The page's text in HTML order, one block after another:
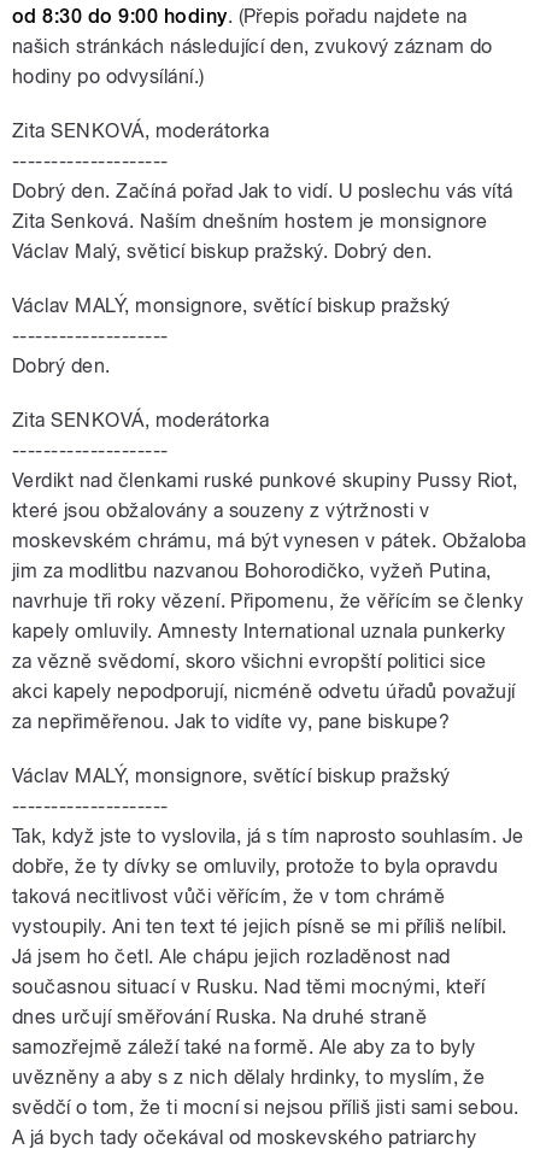
od 8:30 do 9:00 hodiny. (Přepis pořadu najdete na
našich stránkách následující den, zvukový záznam do
hodiny po odvysílání.)
Zita SENKOVÁ, moderátorka
--------------------
Dobrý den. Začíná pořad Jak to vidí. U poslechu vás vítá
Zita Senková. Naším dnešním hostem je monsignore
Václav Malý, světicí biskup pražský. Dobrý den.
Václav MALÝ, monsignore, světící biskup pražský
--------------------
Dobrý den.
Zita SENKOVÁ, moderátorka
--------------------
Verdikt nad členkami ruské punkové skupiny Pussy Riot,
které jsou obžalovány a souzeny z výtržnosti v
moskevském chrámu, má být vynesen v pátek. Obžaloba
jim za modlitbu nazvanou Bohorodičko, vyžeň Putina,
navrhuje tři roky vězení. Připomenu, že věřícím se členky
kapely omluvily. Amnesty International uznala punkerky
za vězně svědomí, skoro všichni evropští politici sice
akci kapely nepodporují, nicméně odvetu úřadů považují
za nepřiměřenou. Jak to vidíte vy, pane biskupe?
Václav MALÝ, monsignore, světící biskup pražský
--------------------
Tak, když jste to vyslovila, já s tím naprosto souhlasím. Je
dobře, že ty dívky se omluvily, protože to byla opravdu
taková necitlivost vůči věřícím, že v tom chrámě
vystoupily. Ani ten text té jejich písně se mi příliš nelíbil.
Já jsem ho četl. Ale chápu jejich rozladěnost nad
současnou situací v Rusku. Nad těmi mocnými, kteří
dnes určují směřování Ruska. Na druhé straně
samozřejmě záleží také na formě. Ale aby za to byly
uvězněny a aby s z nich dělaly hrdinky, to myslím, že
svědčí o tom, že ti mocní si nejsou příliš jisti sami sebou.
A já bych tady očekával od moskevského patriarchy